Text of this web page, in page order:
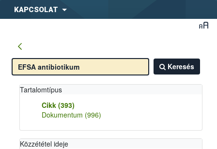
KAPCSOLAT
Keresés
Tartalomtípus
Cikk (393)
Dokumentum (996)
Közzététel ideje